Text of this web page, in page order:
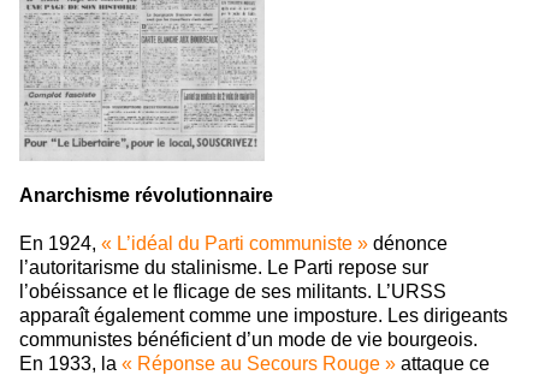
Anarchisme révolutionnaire
En 1924, « L’idéal du Parti communiste » dénonce
l’autoritarisme du stalinisme. Le Parti repose sur
l’obéissance et le flicage de ses militants. L’URSS
apparaît également comme une imposture. Les dirigeants
communistes bénéficient d’un mode de vie bourgeois.
En 1933, la « Réponse au Secours Rouge » attaque ce